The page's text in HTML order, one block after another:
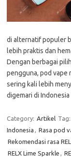
di alternatif populer
lebih praktis dan
Dengan berbagai
pengguna, pod vape
sering kali lebih
digemari di
Category: Artikel Tag:
Indonesia , Rasa pod
Rekomendasi rasa
RELX Lime Sparkle ,